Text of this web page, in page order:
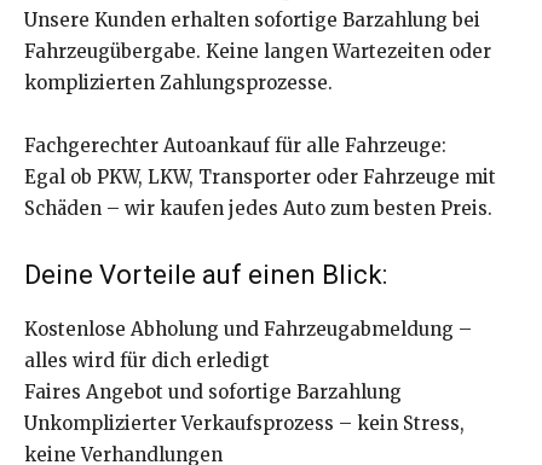
Unsere Kunden erhalten sofortige Barzahlung bei
Fahrzeugübergabe. Keine langen Wartezeiten oder
komplizierten Zahlungsprozesse.
Fachgerechter Autoankauf für alle Fahrzeuge:
Egal ob PKW, LKW, Transporter oder Fahrzeuge mit
Schäden – wir kaufen jedes Auto zum besten Preis.
Deine Vorteile auf einen Blick:
Kostenlose Abholung und Fahrzeugabmeldung –
alles wird für dich erledigt
Faires Angebot und sofortige Barzahlung
Unkomplizierter Verkaufsprozess – kein Stress,
keine Verhandlungen